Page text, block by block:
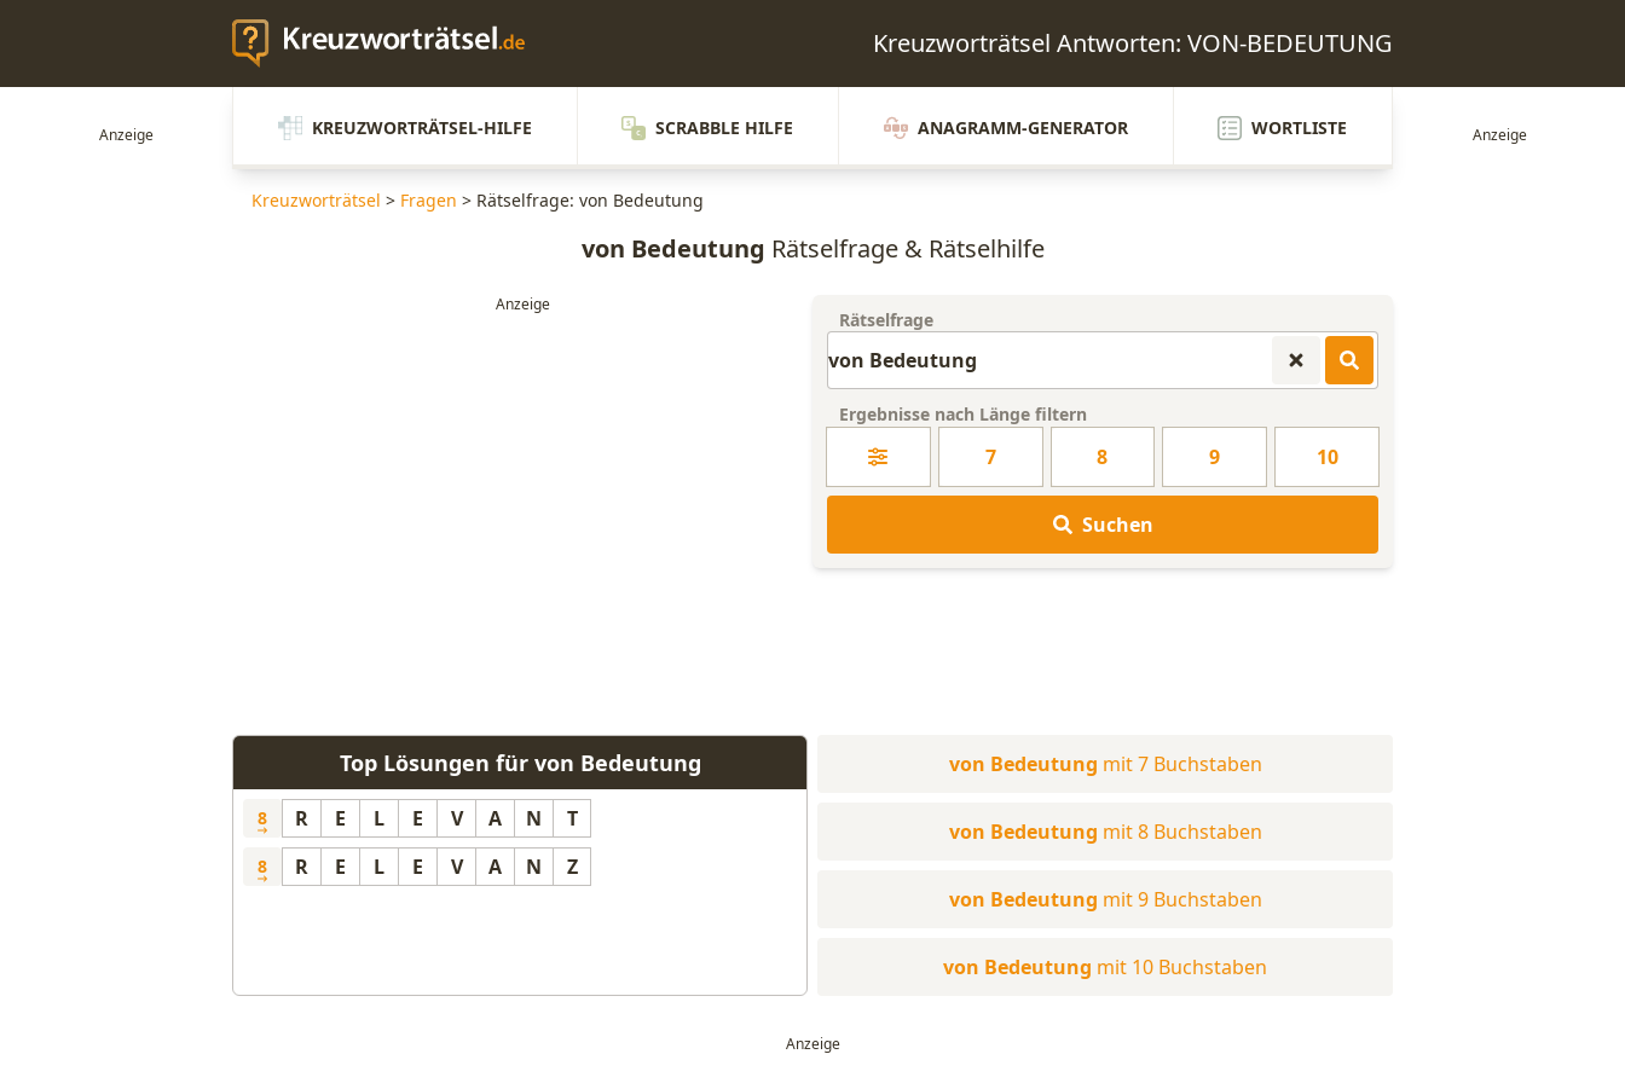
Kreuzworträtsel Antworten: VON-BEDEUTUNG
KREUZWORTRÄTSEL-HILFE SCRABBLE HILFE ANAGRAMM-GENERATOR WORTLISTE
Kreuzworträtsel > Fragen > Rätselfrage: von Bedeutung
von Bedeutung Rätselfrage & Rätselhilfe
Rätselfrage
Ergebnisse nach Länge filtern
7 8 9 10
Suchen
Top Lösungen für von Bedeutung
8 R E L E V A N T
8 R E L E V A N Z
von Bedeutung mit 7 Buchstaben
von Bedeutung mit 8 Buchstaben
von Bedeutung mit 9 Buchstaben
von Bedeutung mit 10 Buchstaben